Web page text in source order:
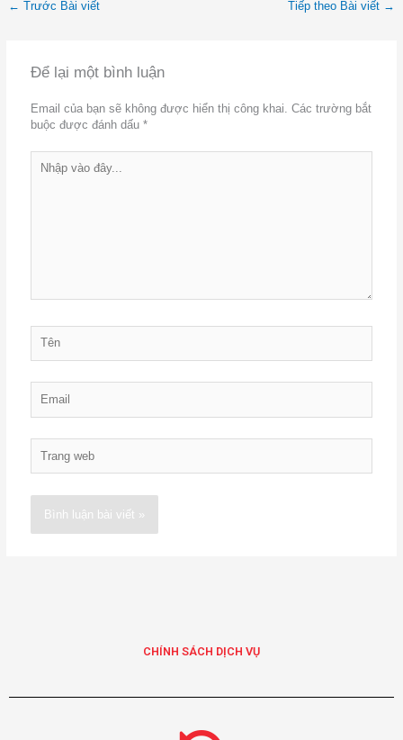
← Trước Bài viết Tiếp theo Bài viết →
Để lại một bình luận
Email của bạn sẽ không được hiển thị công khai. Các trường bắt
buộc được đánh dấu*
vào
web
CHÍNH SÁCH DỊCH VỤ